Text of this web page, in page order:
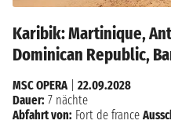
Karibik: Martinique,
Dominican Republic,
MSC OPERA| 22.09.2028
Dauer: 7 nächte
Abfahrt von: Fort de france